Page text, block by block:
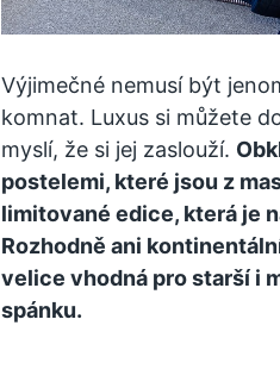
Výjimečné nemusí být
komnat. Luxus si můžete
myslí, že si jej zaslouží.
postelemi, které jsou z
limitované edice, která je
Rozhodně ani
velice vhodná pro starší i
spánku.